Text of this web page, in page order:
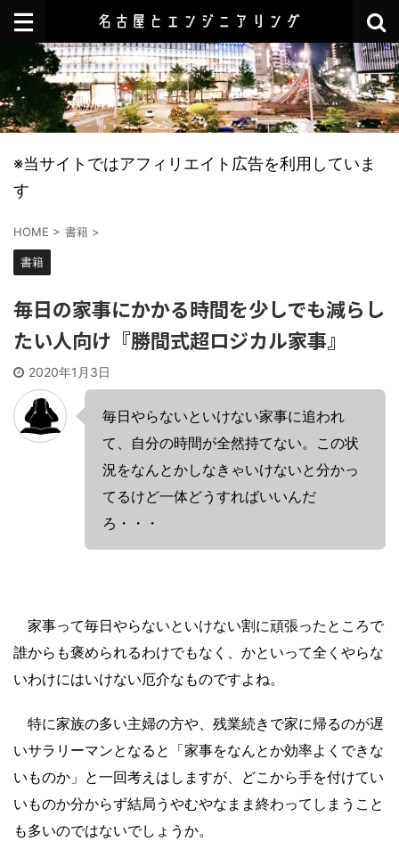
※当サイトではアフィリエイト広告を利用していま
す
HOME > 書籍 >
書籍
毎日の家事にかかる時間を少しでも減らし
たい人向け『勝間式超ロジカル家事』
2020年1月3日
毎日やらないといけない家事に追われ
て、自分の時間が全然持てない。この状
況をなんとかしなきゃいけないと分かっ
てるけど一体どうすればいいんだ
ろ・・・
家事って毎日やらないといけない割に頑張ったところで
誰からも褒められるわけでもなく、かといって全くやらな
いわけにはいけない厄介なものですよね。
特に家族の多い主婦の方や、残業続きで家に帰るのが遅
いサラリーマンとなると「家事をなんとか効率よくできな
いものか」と一回考えはしますが、どこから手を付けてい
いものか分からず結局うやむやなまま終わってしまうこと
も多いのではないでしょうか。